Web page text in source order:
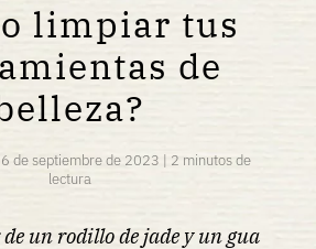
limpiar tus
de
6 de septiembre de 2023 | 2 minutos de
lectura
un rodillo de jade y un gua